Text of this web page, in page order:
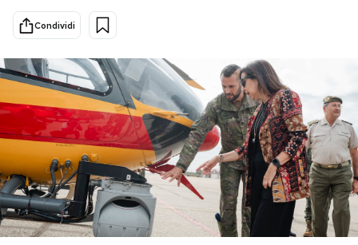
Economia
PODCAST
NEWSLETTER
I MIEI PREFERITI
Condividi